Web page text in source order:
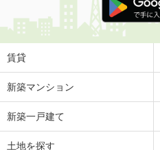
賃貸
新築マンション
新築一戸建て
土地を探す